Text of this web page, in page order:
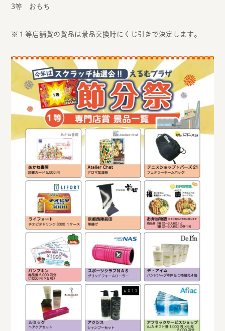
3等 おもち
※１等店舗賞の賞品は景品交換時にくじ引きで決定します。